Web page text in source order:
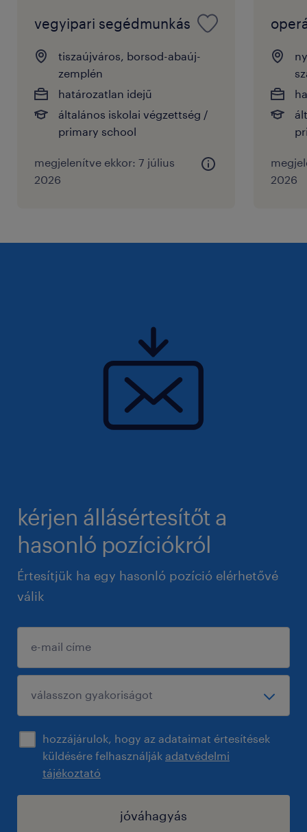
vegyipari segédmunkás
tiszaújváros, borsod-abaúj-
zemplén
határozatlan idejű
általános iskolai végzettség /
primary school
megjelenítve ekkor: 7 július
2026
2026
kérjen állásértesítőt a
hasonló pozíciókról
Értesítjük ha egy hasonló pozíció elérhetővé
válik
hozzájárulok, hogy az adataimat értesítések
küldésére felhasználják adatvédelmi
tájékoztató
jóváhagyás